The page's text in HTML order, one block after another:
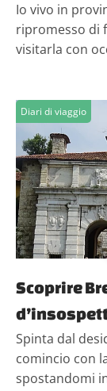
Io vivo in
ripromesso di
visitarla con
Diari di viaggio
Scoprire
Spinta dal
comincio con
spostandomi